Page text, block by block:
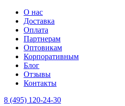
О нас
Доставка
Оплата
Партнерам
Оптовикам
Корпоративным
Блог
Отзывы
Контакты
8 (495) 120-24-30